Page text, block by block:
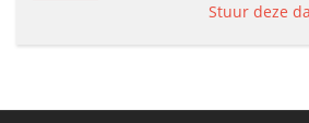
Stuur deze